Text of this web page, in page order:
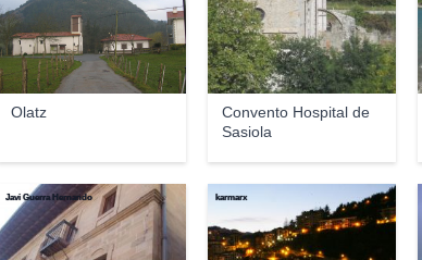
Olatz
Convento Hospital de
Sasiola
Javi Guerra Hernando karmarx